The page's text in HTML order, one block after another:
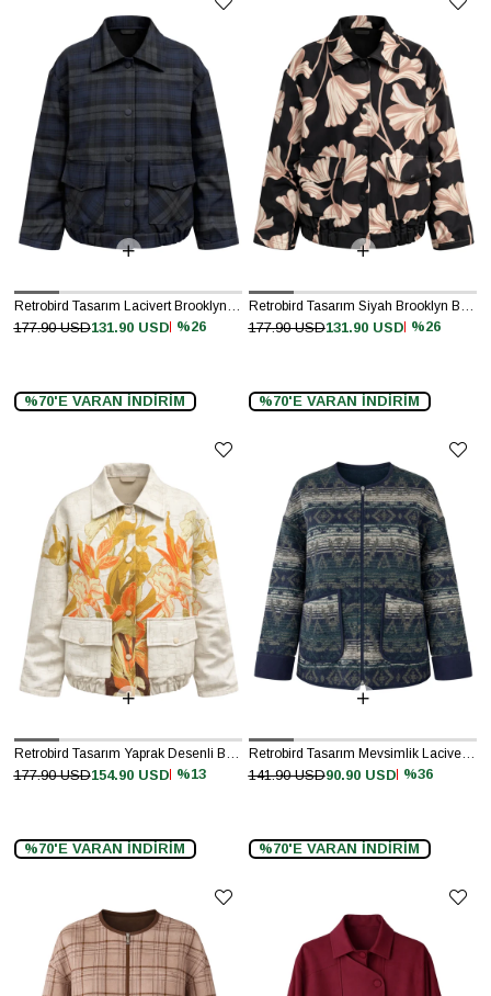
%26
131.90 USD
177.90 USD
%70'E VARAN İNDİRİM
%26
131.90 USD
177.90 USD
%70'E VARAN İNDİRİM
%13
154.90 USD
177.90 USD
%70'E VARAN İNDİRİM
Retrobird Tasarım Mevsimlik Lacivert İnce Ceket
%36
90.90 USD
141.90 USD
%70'E VARAN İNDİRİM